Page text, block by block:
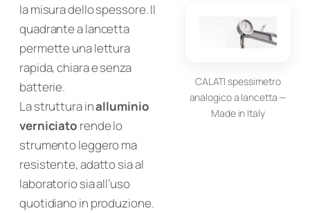
la misura dello spessore. Il
quadrante a lancetta
permette una lettura
rapida, chiara e senza
batterie.
La struttura inalluminio
verniciato rende lo
strumento leggero ma
resistente, adatto sia al
laboratorio sia all’uso
quotidiano in produzione.
CALATI spessimetro
analogico a lancetta —
Made in Italy